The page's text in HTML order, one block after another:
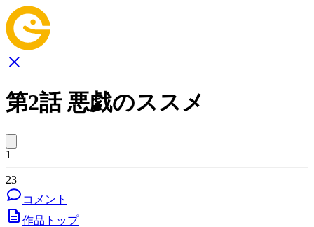
第2話 悪戯のススメ
1
23
コメント
作品トップ